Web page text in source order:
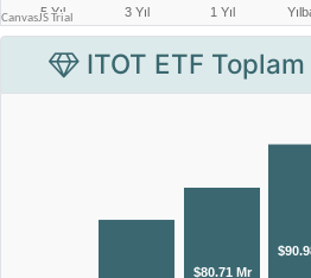
ITOT ETF